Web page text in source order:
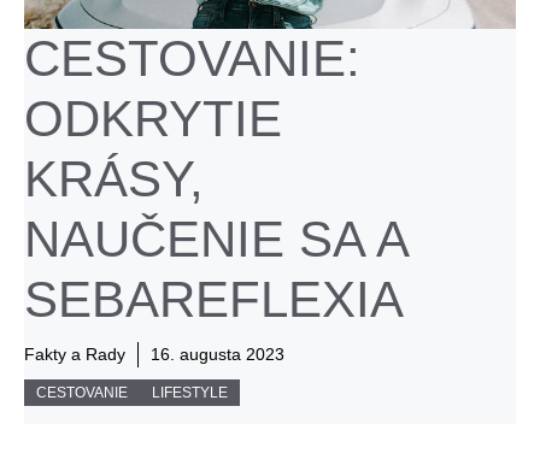
CESTOVANIE:
ODKRYTIE
KRÁSY,
NAUČENIE SA A
SEBAREFLEXIA
Fakty a Rady 16. augusta 2023
CESTOVANIE LIFESTYLE